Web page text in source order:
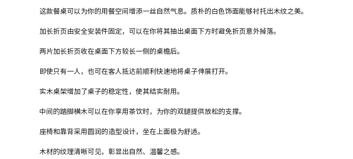
这款餐桌可以为你的用餐空间增添一丝自然气息。质朴的白色饰面能够衬托出木纹之美。
加长折页由安全安装件固定，可以在你将其抽出桌面下方时避免折页意外掉落。
两片加长折页收在桌面下方较长一侧的桌檐后。
即使只有一人，也可在客人抵达前顺利快速地将桌子伸展打开。
实木桌架增加了桌子的稳定性，使其结实耐用。
中间的踏脚横木可以在你享用茶饮时，为你的双腿提供放松的支撑。
座椅和靠背采用圆润的造型设计，坐在上面极为舒适。
木材的纹理清晰可见，彰显出自然、温馨之感。